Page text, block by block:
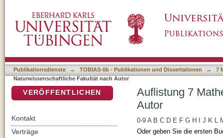
Publikationsdienste → TOBIAS-lib - Publikationen und Dissertationen →
7
Naturwissenschaftliche Fakultät nach Autor
Auflistung 7
Autor
0-9 A B C D E F G H J K L
Oder geben Sie die ersten
VERÖFFENTLICHEN
Kontakt
Verträge